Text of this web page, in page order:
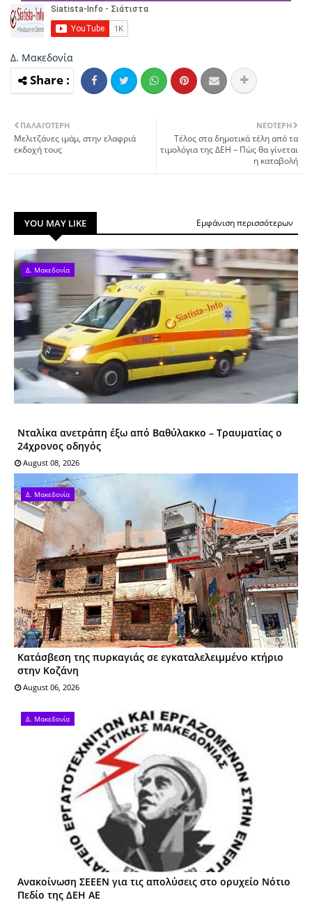
Δ. Μακεδονία
ΝΕΌΤΕΡΗ
Τέλος στα δημοτικά τέλη από τα
τιμολόγια της ΔΕΗ – Πώς θα γίνεται
η καταβολή
ΠΑΛΑΙΌΤΕΡΗ
Μελιτζάνες ιμάμ, στην ελαφριά
εκδοχή τους
YOU MAY LIKE Εμφάνιση περισσότερων
Δ. Μακεδονία
Νταλίκα ανετράπη έξω από Βαθύλακκο – Τραυματίας ο
24χρονος οδηγός
August 08, 2026
Δ. Μακεδονία
Kατάσβεση της πυρκαγιάς σε εγκαταλελειμμένο κτήριο
στην Κοζάνη
August 06, 2026
Δ. Μακεδονία
Ανακοίνωση ΣΕΕΕΝ για τις απολύσεις στο ορυχείο Νότιο
Πεδίο της ΔΕΗ ΑΕ